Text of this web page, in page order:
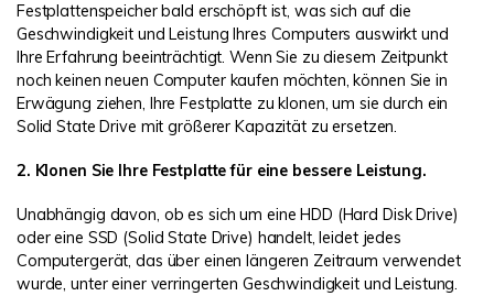
Festplattenspeicher bald erschöpft ist, was sich auf die
Geschwindigkeit und Leistung Ihres Computers auswirkt und
Ihre Erfahrung beeinträchtigt. Wenn Sie zu diesem Zeitpunkt
noch keinen neuen Computer kaufen möchten, können Sie in
Erwägung ziehen, Ihre Festplatte zu klonen, um sie durch ein
Solid State Drive mit größerer Kapazität zu ersetzen.
2. Klonen Sie Ihre Festplatte für eine bessere Leistung.
Unabhängig davon, ob es sich um eine HDD (Hard Disk Drive)
oder eine SSD (Solid State Drive) handelt, leidet jedes
Computergerät, das über einen längeren Zeitraum verwendet
wurde, unter einer verringerten Geschwindigkeit und Leistung.